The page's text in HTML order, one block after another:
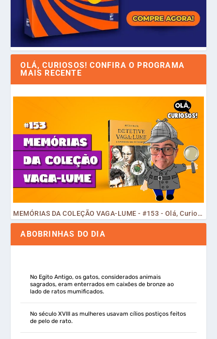
OLÁ, CURIOSOS! CONFIRA O PROGRAMA
MAIS RECENTE
MEMÓRIAS DA COLEÇÃO VAGA-LUME - #153 - Olá, Curiosos! 2023
ABOBRINHAS DO DIA
No Egito Antigo, os gatos, considerados animais
sagrados, eram enterrados em caixões de bronze ao
lado de ratos mumificados.
No século XVIII as mulheres usavam cílios postiços feitos
de pelo de rato.